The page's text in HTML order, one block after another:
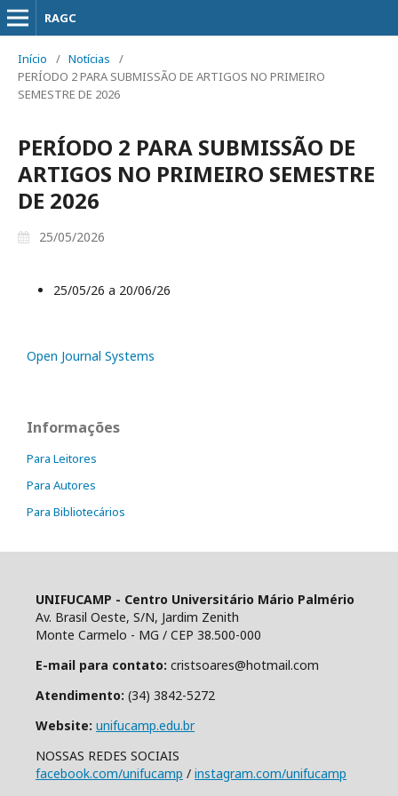
RAGC
Início / Notícias
/
PERÍODO 2 PARA SUBMISSÃO DE ARTIGOS NO PRIMEIRO
SEMESTRE DE 2026
PERÍODO 2 PARA SUBMISSÃO DE
ARTIGOS NO PRIMEIRO SEMESTRE
DE 2026
25/05/2026
25/05/26 a 20/06/26
Open Journal Systems
Informações
Para Leitores
Para Autores
Para Bibliotecários
UNIFUCAMP - Centro Universitário Mário Palmério
Av. Brasil Oeste, S/N, Jardim Zenith
Monte Carmelo - MG / CEP 38.500-000
E-mail para contato: cristsoares@hotmail.com
Atendimento: (34) 3842-5272
Website: unifucamp.edu.br
NOSSAS REDES SOCIAIS
facebook.com/unifucamp / instagram.com/unifucamp